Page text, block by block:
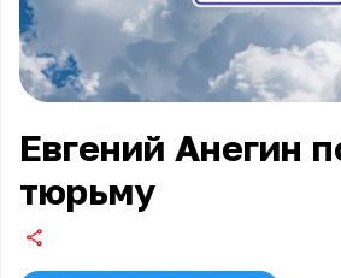
Евгений Анегин
тюрьму